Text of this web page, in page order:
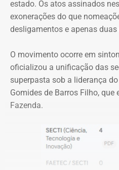
com readequação das vagas
reforço da fiscalização para
Com informações do jornal “O
estado. Os atos assinados
exonerações do que
desligamentos e apenas duas
O movimento ocorre em
oficializou a unificação das
superpasta sob a liderança
Gomides de Barros Filho, que
Fazenda.